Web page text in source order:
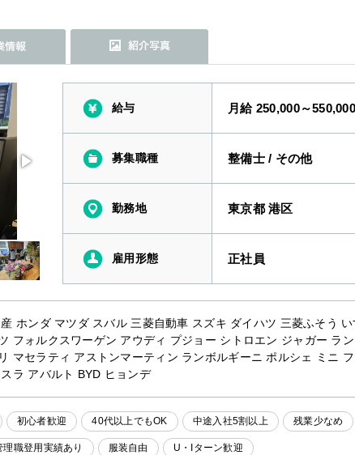
給与 月給 250,000～
募集職種 整備士/ その他
勤務地 東京都 港区
雇用形態 正社員
産 ホンダ マツダ スバル 三菱自動車 スズキ ダイハツ 三菱ふそう
フォルクスワーゲン アウディ プジョー シトロエン ジャガー ラ
マセラティ アストンマーティン ランボルギーニ ポルシェ ミニ
ラ アバルト BYD ヒョンデ
初心者歓迎 40代以上でもOK 中途入社5割以上 残業少なめ
職登用実績あり 服装自由 U・Iターン歓迎